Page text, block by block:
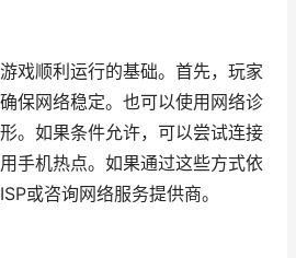
戏顺利运行的基础。首先，玩家
保网络稳定。也可以使用网络诊
。如果条件允许，可以尝试连接
手机热点。如果通过这些方式依
或咨询网络服务提供商。